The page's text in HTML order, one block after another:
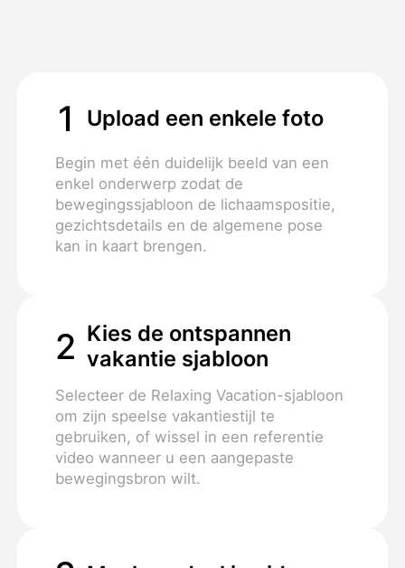
1 Upload een enkele foto
Begin met één duidelijk beeld van een
enkel onderwerp zodat de
bewegingssjabloon de lichaamspositie,
gezichtsdetails en de algemene pose
kan in kaart brengen.
2 Kies de ontspannen
vakantie sjabloon
Selecteer de Relaxing Vacation-sjabloon
om zijn speelse vakantiestijl te
gebruiken, of wissel in een referentie
video wanneer u een aangepaste
bewegingsbron wilt.